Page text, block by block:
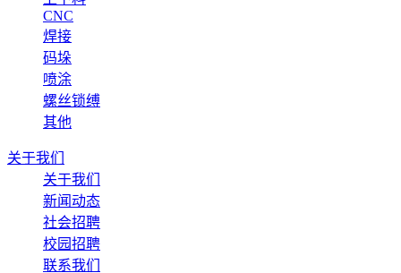
CNC
焊接
码垛
喷涂
螺丝锁缚
其他
关于我们
关于我们
新闻动态
社会招聘
校园招聘
联系我们